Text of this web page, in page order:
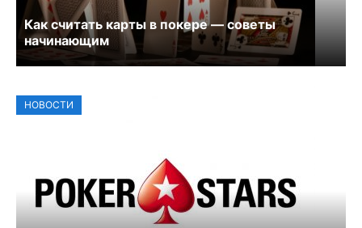
Как считать карты в покере — советы
начинающим
НОВОСТИ